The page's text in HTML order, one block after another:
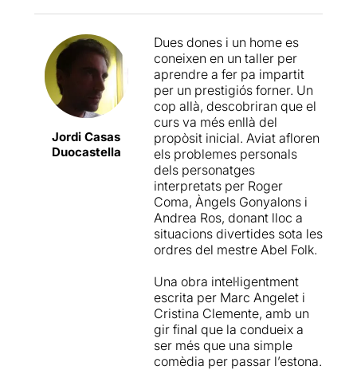
Jordi Casas
Duocastella
Dues dones i un home es
coneixen en un taller per
aprendre a fer pa impartit
per un prestigiós forner. Un
cop allà, descobriran que el
curs va més enllà del
propòsit inicial. Aviat afloren
els problemes personals
dels personatges
interpretats per Roger
Coma, Àngels Gonyalons i
Andrea Ros, donant lloc a
situacions divertides sota les
ordres del mestre Abel Folk.
Una obra intel·ligentment
escrita per Marc Angelet i
Cristina Clemente, amb un
gir final que la condueix a
ser més que una simple
comèdia per passar l’estona.